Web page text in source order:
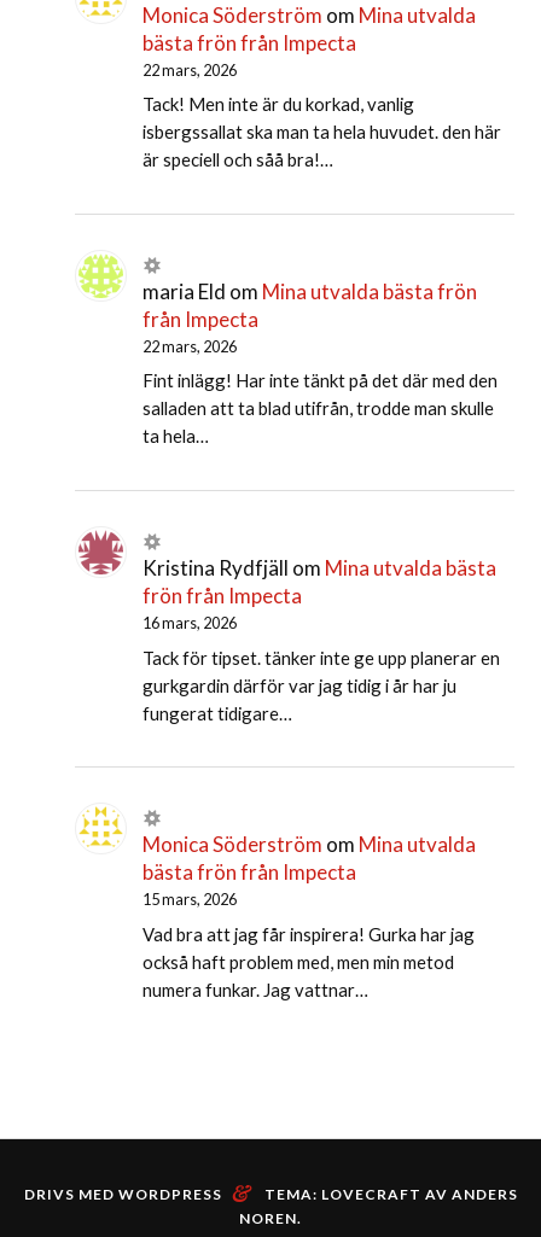
Monica Söderström om Mina utvalda
bästa frön från Impecta
22 mars, 2026
Tack! Men inte är du korkad, vanlig
isbergssallat ska man ta hela huvudet. den här
är speciell och såå bra!…
maria Eld om Mina utvalda bästa frön
från Impecta
22 mars, 2026
Fint inlägg! Har inte tänkt på det där med den
salladen att ta blad utifrån, trodde man skulle
ta hela…
Kristina Rydfjäll om Mina utvalda bästa
frön från Impecta
16 mars, 2026
Tack för tipset. tänker inte ge upp planerar en
gurkgardin därför var jag tidig i år har ju
fungerat tidigare…
Monica Söderström om Mina utvalda
bästa frön från Impecta
15 mars, 2026
Vad bra att jag får inspirera! Gurka har jag
också haft problem med, men min metod
numera funkar. Jag vattnar…
DRIVS MED WORDPRESS & TEMA: LOVECRAFT AV ANDERS
NOREN.